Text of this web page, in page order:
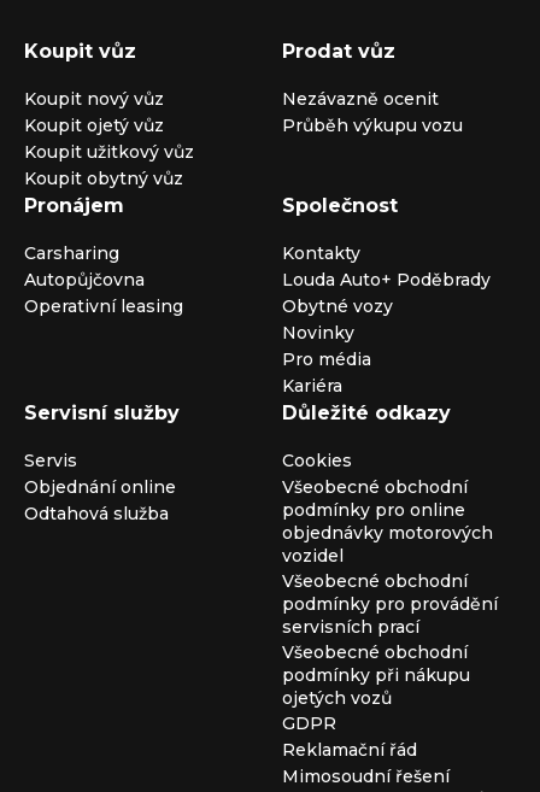
Koupit vůz
Koupit nový vůz
Koupit ojetý vůz
Koupit užitkový vůz
Koupit obytný vůz
Prodat vůz
Nezávazně ocenit
Průběh výkupu vozu
Pronájem
Carsharing
Autopůjčovna
Operativní leasing
Společnost
Kontakty
Louda Auto+ Poděbrady
Obytné vozy
Novinky
Pro média
Kariéra
Servisní služby
Servis
Objednání online
Odtahová služba
Důležité odkazy
Cookies
Všeobecné obchodní
podmínky pro online
objednávky motorových
vozidel
Všeobecné obchodní
podmínky pro provádění
servisních prací
Všeobecné obchodní
podmínky při nákupu
ojetých vozů
GDPR
Reklamační řád
Mimosoudní řešení